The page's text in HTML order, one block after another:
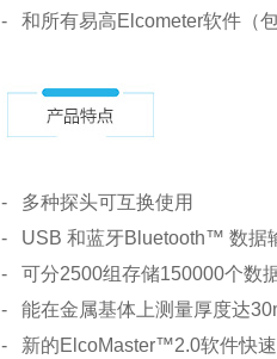
- 和所有易高Elcometer软件（
- 多种探头可互换使用
- USB 和蓝牙Bluetooth™ 数据
- 可分2500组存储150000个数
- 能在金属基体上测量厚度达
- 新的ElcoMaster™2.0软件快速